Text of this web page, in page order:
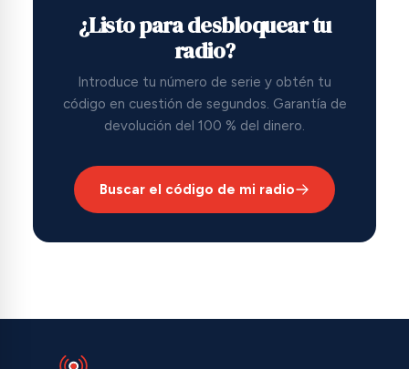
¿Listo para desbloquear tu
radio?
Introduce tu número de serie y obtén tu
código en cuestión de segundos. Garantía de
devolución del 100 % del dinero.
Buscar el código de mi radio